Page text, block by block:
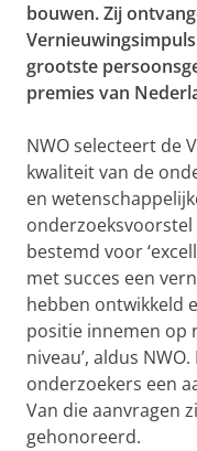
bouwen. Zij
grootste
premies van
NWO selecteert de
kwaliteit van de
en
bestemd voor
met succes een
hebben ontwikkeld
positie innemen op
niveau’, aldus
onderzoekers een
Van die aanvragen
gehonoreerd.